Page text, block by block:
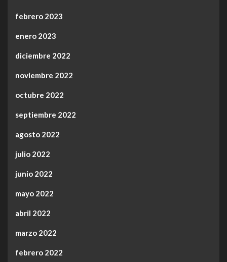
febrero 2023
enero 2023
diciembre 2022
noviembre 2022
octubre 2022
septiembre 2022
agosto 2022
julio 2022
junio 2022
mayo 2022
abril 2022
marzo 2022
febrero 2022